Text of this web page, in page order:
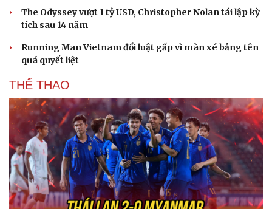
Du lịch
Tư vấn
Săn Tour
check-in
Câu chuyện thời sự
Đọc truyện đêm khuya
Cửa sổ tình yêu
Kể chuyện cho bé
Hạt giống tâm hồn
The Odyssey vượt 1 tỷ USD, Christopher Nolan tái lập kỳ
tích sau 14 năm
Running Man Vietnam đổi luật gấp vì màn xé bảng tên
quá quyết liệt
THỂ THAO